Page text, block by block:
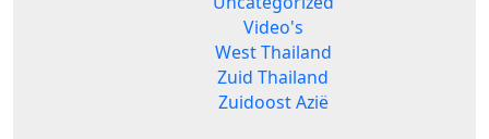
Video's
West Thailand
Zuid Thailand
Zuidoost Azië